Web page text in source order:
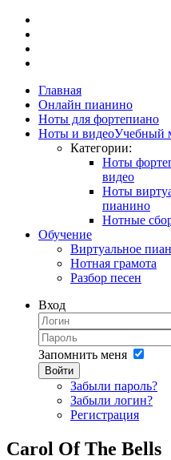
Главная
Онлайн пианино
Ноты для фортепиано
Ноты и видеоУчебный
Категории:
Ноты
видео
Ноты
пианино
Нотные
Обучение
Виртуальное
Нотная грамота
Разбор песен
Вход
Запомнить меня
Войти
Забыли пароль?
Забыли логин?
Регистрация
Carol Of The Bells